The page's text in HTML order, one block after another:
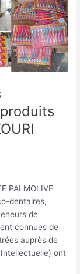
PALMOLIVE
dentaires,
de
connues de
auprès de
Intellectuelle) ont